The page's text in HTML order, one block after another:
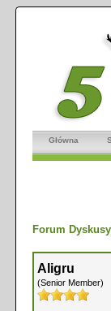
Główna
Forum
Aligru
(Senior Member)